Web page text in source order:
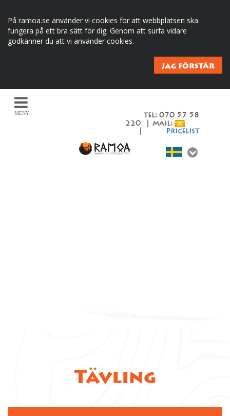
På ramoa.se använder vi cookies för att webbplatsen ska
fungera på ett bra sätt för dig. Genom att surfa vidare
godkänner du att vi använder cookies.
JAG FÖRSTÅR
tel: 070 57 58
220 | mail:
Pricelist
MENY
Tävling